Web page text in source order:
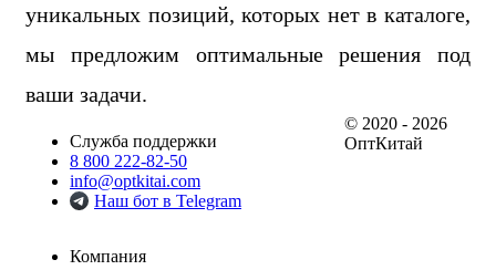
уникальных позиций, которых нет в каталоге,
мы предложим оптимальные решения под
ваши задачи.
Служба поддержки
8 800 222-82-50
info@optkitai.com
Наш бот в Telegram
Компания
© 2020 - 2026
ОптКитай